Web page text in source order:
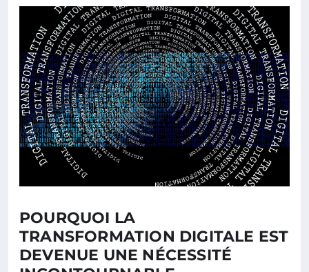
POURQUOI LA
TRANSFORMATION DIGITALE EST
DEVENUE UNE NÉCESSITÉ